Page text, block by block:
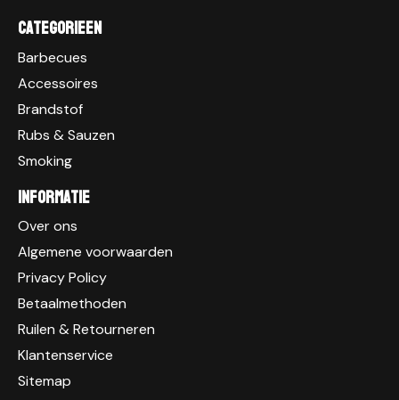
Categorieen
Barbecues
Accessoires
Brandstof
Rubs & Sauzen
Smoking
Informatie
Over ons
Algemene voorwaarden
Privacy Policy
Betaalmethoden
Ruilen & Retourneren
Klantenservice
Sitemap